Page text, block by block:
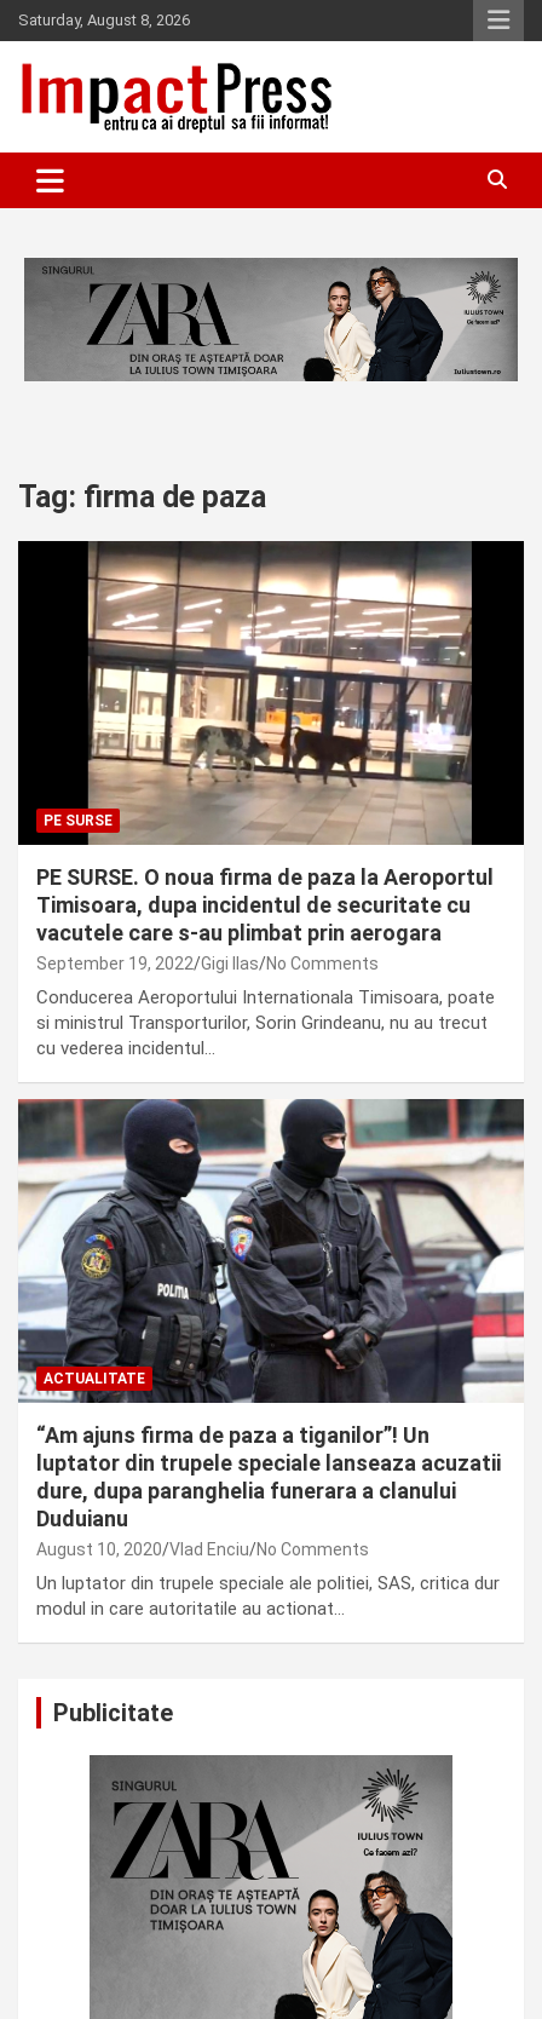
Skip
to
content
Saturday, August 8, 2026
IMPACTPRESS
Tag: firma de paza
PE SURSE
PE SURSE. O noua firma de paza la Aeroportul
Timisoara, dupa incidentul de securitate cu
vacutele care s-au plimbat prin aerogara
September 19, 2022 Gigi Ilas No Comments
Conducerea Aeroportului Internationala Timisoara, poate
si ministrul Transporturilor, Sorin Grindeanu, nu au trecut
cu vederea incidentul…
ACTUALITATE
“Am ajuns firma de paza a tiganilor”! Un
luptator din trupele speciale lanseaza acuzatii
dure, dupa paranghelia funerara a clanului
Duduianu
August 10, 2020 Vlad Enciu No Comments
Un luptator din trupele speciale ale politiei, SAS, critica dur
modul in care autoritatile au actionat…
Publicitate